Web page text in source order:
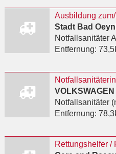
Stadt Bad
Notfallsanitäter
Entfernung:
Notfallsanitäter
Entfernung: